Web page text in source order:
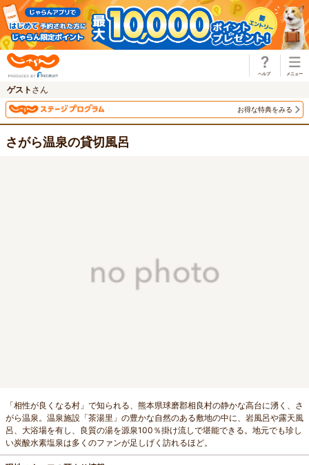
ゲスト さん
お得な特典をみる
さがら温泉の貸切風呂
「相性が良くなる村」で知られる、熊本県球磨郡相良村の静かな高台に湧く、さ
がら温泉。温泉施設「茶湯里」の豊かな自然のある敷地の中に、岩風呂や露天風
呂、大浴場を有し、良質の湯を源泉100％掛け流しで堪能できる。地元でも珍し
い炭酸水素塩泉は多くのファンが足しげく訪れるほど。